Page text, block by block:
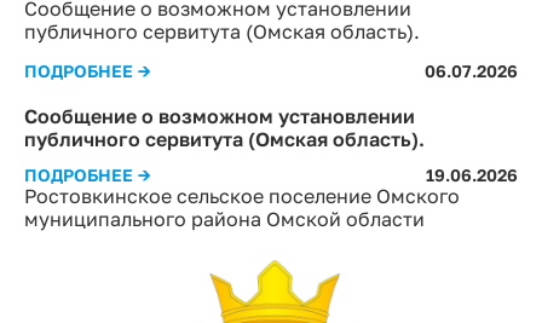
Ростовкинское сельское поселение Омского
муниципального района Омской области
Сообщение о возможном установлении
публичного сервитута (Омская область).
ПОДРОБНЕЕ → 06.07.2026
Сообщение о возможном установлении
публичного сервитута (Омская область).
ПОДРОБНЕЕ → 19.06.2026